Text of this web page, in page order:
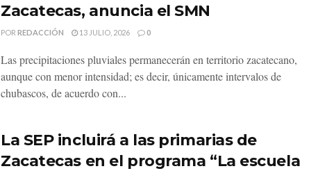
Zacatecas, anuncia el SMN
POR REDACCIÓN 13 JULIO, 2026 0
Las precipitaciones pluviales permanecerán en territorio zacatecano,
aunque con menor intensidad; es decir, únicamente intervalos de
chubascos, de acuerdo con...
La SEP incluirá a las primarias de
Zacatecas en el programa “La escuela